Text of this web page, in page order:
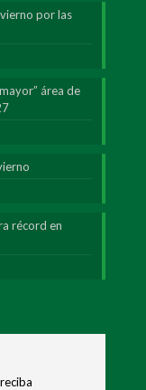
por las
área de
récord en